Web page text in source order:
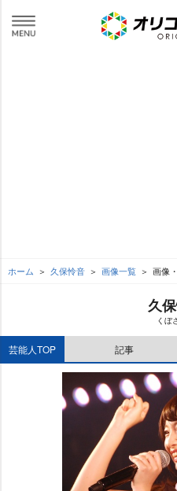
ホーム 久保怜音 画像一覧 画像
久
くぼ
芸能人TOP 記事